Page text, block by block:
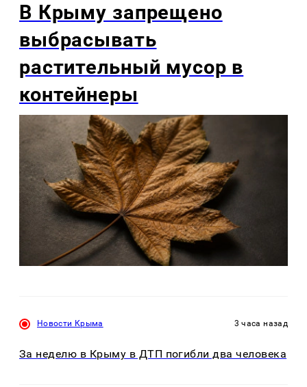
В Крыму запрещено
выбрасывать
растительный мусор в
контейнеры
Новости Крыма 3 часа назад
За неделю в Крыму в ДТП погибли два человека